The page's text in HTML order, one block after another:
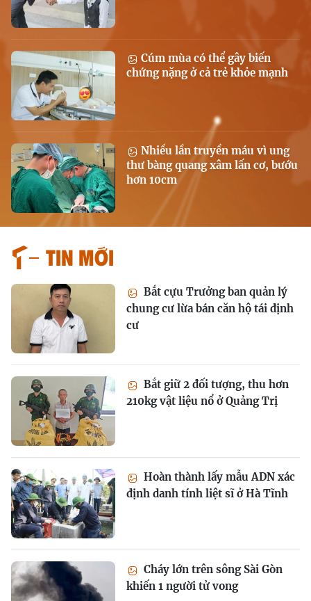
Cúm mùa có thể gây biến
chứng nặng ở cả trẻ khỏe mạnh
Nhiều lần truyền máu vì ung
thư bàng quang xâm lấn cơ, bướu
hơn 10cm
Tin mới
Bắt cựu Trưởng ban quản lý
chung cư lừa bán căn hộ tái định
cư
Bắt giữ 2 đối tượng, thu hơn
210kg vật liệu nổ ở Quảng Trị
Hoàn thành lấy mẫu ADN xác
định danh tính liệt sĩ ở Hà Tĩnh
Cháy lớn trên sông Sài Gòn
khiến 1 người tử vong